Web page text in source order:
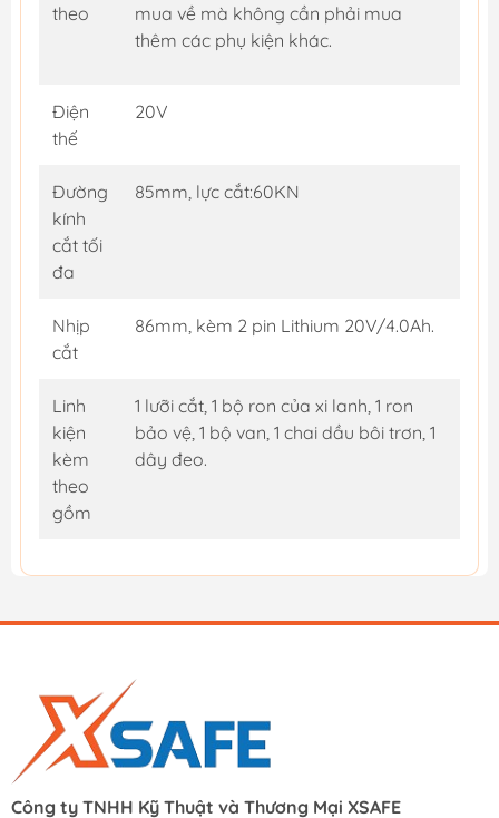
theo
mua về mà không cần phải mua
thêm các phụ kiện khác.
Điện
thế
20V
Đường
kính
cắt tối
đa
85mm, lực cắt:60KN
Nhịp
cắt
86mm, kèm 2 pin Lithium 20V/4.0Ah.
Linh
kiện
kèm
theo
gồm
1 lưỡi cắt, 1 bộ ron của xi lanh, 1 ron
bảo vệ, 1 bộ van, 1 chai dầu bôi trơn, 1
dây đeo.
Công ty TNHH Kỹ Thuật và Thương Mại XSAFE